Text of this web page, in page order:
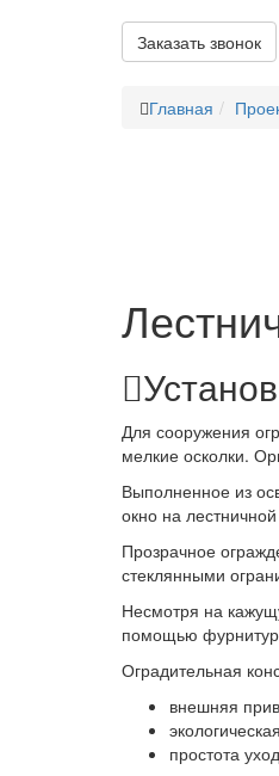
Заказать звонок
Главная
Для сооружения
мелкие осколки.
Выполненное из
окно на
Прозрачное
стеклянными
Несмотря на
помощью
Оградительная
внешняя
простота